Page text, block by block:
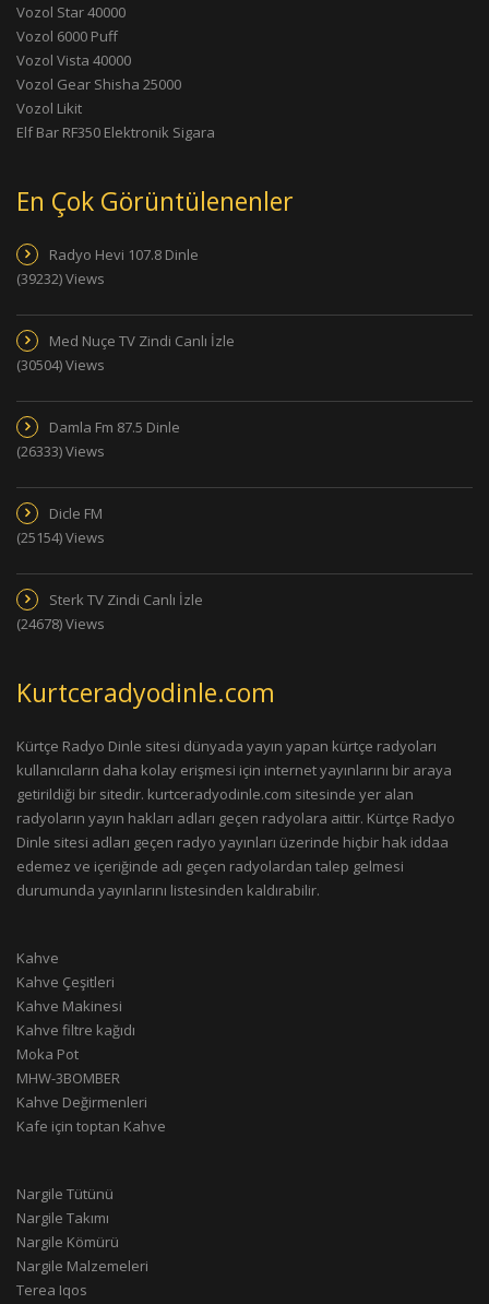
Vozol Star 40000
Vozol 6000 Puff
Vozol Vista 40000
Vozol Gear Shisha 25000
Vozol Likit
Elf Bar RF350 Elektronik Sigara
En Çok Görüntülenenler
Radyo Hevi 107.8 Dinle
(39232) Views
Med Nuçe TV Zindi Canlı İzle
(30504) Views
Damla Fm 87.5 Dinle
(26333) Views
Dicle FM
(25154) Views
Sterk TV Zindi Canlı İzle
(24678) Views
Kurtceradyodinle.com
Kürtçe Radyo Dinle sitesi dünyada yayın yapan kürtçe radyoları
kullanıcıların daha kolay erişmesi için internet yayınlarını bir araya
getirildiği bir sitedir. kurtceradyodinle.com sitesinde yer alan
radyoların yayın hakları adları geçen radyolara aittir. Kürtçe Radyo
Dinle sitesi adları geçen radyo yayınları üzerinde hiçbir hak iddaa
edemez ve içeriğinde adı geçen radyolardan talep gelmesi
durumunda yayınlarını listesinden kaldırabilir.
Kahve
Kahve Çeşitleri
Kahve Makinesi
Kahve filtre kağıdı
Moka Pot
MHW-3BOMBER
Kahve Değirmenleri
Kafe için toptan Kahve
Nargile Tütünü
Nargile Takımı
Nargile Kömürü
Nargile Malzemeleri
Terea Iqos